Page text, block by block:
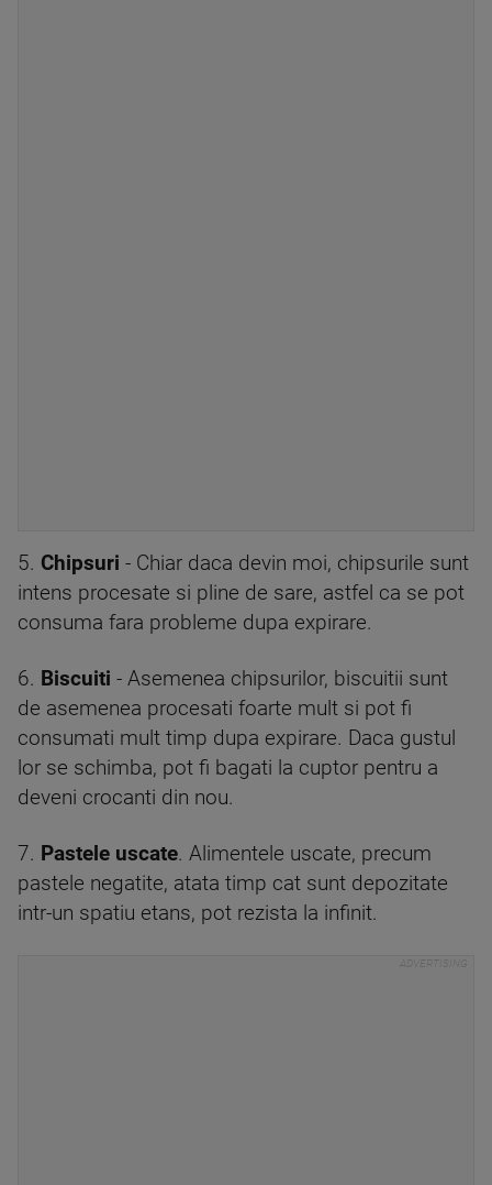
5. Chipsuri - Chiar daca devin moi, chipsurile sunt
intens procesate si pline de sare, astfel ca se pot
consuma fara probleme dupa expirare.
6. Biscuiti - Asemenea chipsurilor, biscuitii sunt
de asemenea procesati foarte mult si pot fi
consumati mult timp dupa expirare. Daca gustul
lor se schimba, pot fi bagati la cuptor pentru a
deveni crocanti din nou.
7. Pastele uscate. Alimentele uscate, precum
pastele negatite, atata timp cat sunt depozitate
intr-un spatiu etans, pot rezista la infinit.